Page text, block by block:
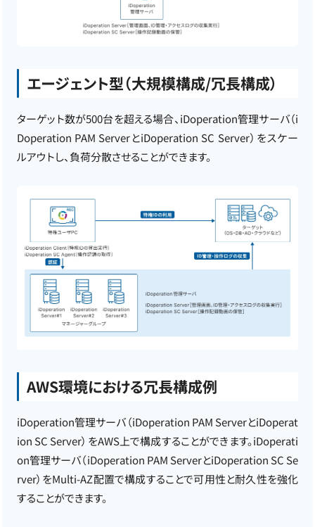
エージェント型（大規模構成/冗長構成）
ターゲット数が500台を超える場合、iDoperation管理サーバ（i
Doperation PAM ServerとiDoperation SC Server）をスケー
ルアウトし、負荷分散させることができます。
AWS環境における冗長構成例
iDoperation管理サーバ（iDoperation PAM ServerとiDoperat
ion SC Server）をAWS上で構成することができます。iDoperati
on管理サーバ（iDoperation PAM ServerとiDoperation SC Se
rver）をMulti-AZ配置で構成することで可用性と耐久性を強化
することができます。